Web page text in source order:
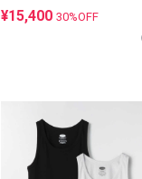
¥15,400 30%OFF